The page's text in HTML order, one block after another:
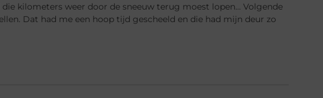
kilometers weer door de sneeuw terug moest lopen… Volgende
Dat had me een hoop tijd gescheeld en die had mijn deur zo